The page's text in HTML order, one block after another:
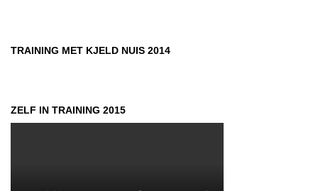
TRAINING MET KJELD NUIS 2014
ZELF IN TRAINING 2015